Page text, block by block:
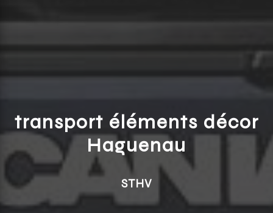
transport éléments décor
Haguenau
STHV